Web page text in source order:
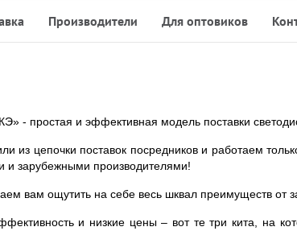
Производители Для оптовиков
- простая и эффективная модель поставки
из цепочки поставок посредников и работаем
и зарубежными производителями!
вам ощутить на себе весь шквал преимуществ от
и низкие цены – вот те три кита, на